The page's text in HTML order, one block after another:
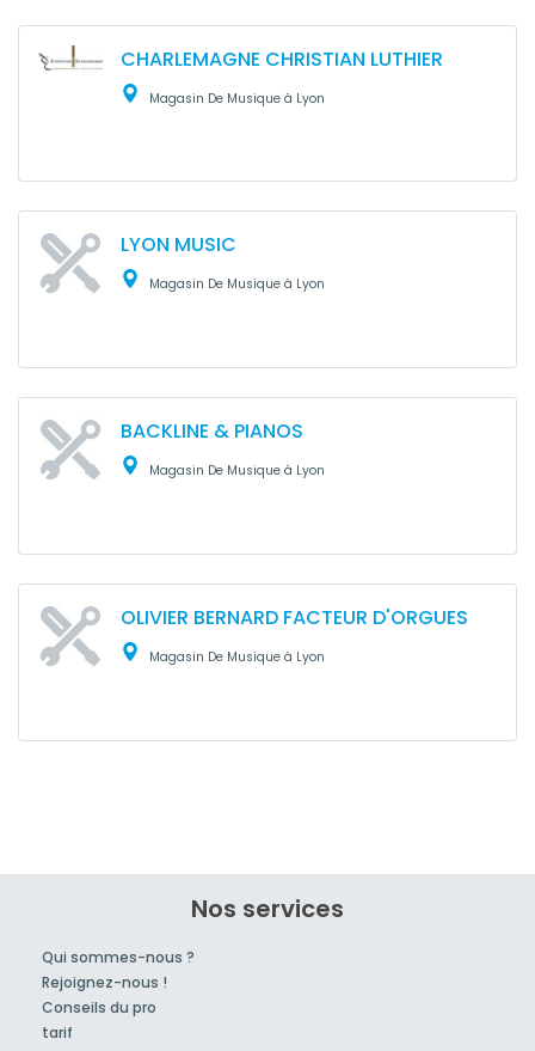
CHARLEMAGNE CHRISTIAN LUTHIER
Magasin De Musique à Lyon
LYON MUSIC
Magasin De Musique à Lyon
BACKLINE & PIANOS
Magasin De Musique à Lyon
OLIVIER BERNARD FACTEUR D'ORGUES
Magasin De Musique à Lyon
Nos services
Qui sommes-nous ?
Rejoignez-nous !
Conseils du pro
tarif